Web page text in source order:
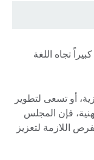
تجاه اللغة
أو تسعى لتطوير
فإن المجلس
اللازمة لتعزيز